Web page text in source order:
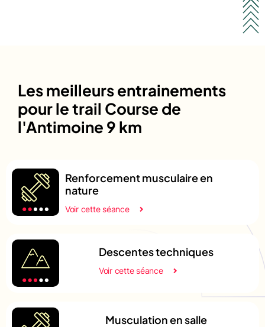
Les meilleurs entrainements
pour le trail Course de
l'Antimoine 9 km
Renforcement musculaire en
nature
Voir cette séance
Descentes techniques
Voir cette séance
Musculation en salle